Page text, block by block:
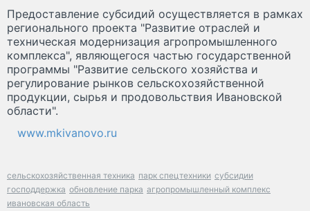
Предоставление субсидий осуществляется в рамках
регионального проекта "Развитие отраслей и
техническая модернизация агропромышленного
комплекса", являющегося частью государственной
программы "Развитие сельского хозяйства и
регулирование рынков сельскохозяйственной
продукции, сырья и продовольствия Ивановской
области".
www.mkivanovo.ru
сельскохозяйственная техника парк спецтехники субсидии
господдержка обновление парка агропромышленный комплекс
ивановская область